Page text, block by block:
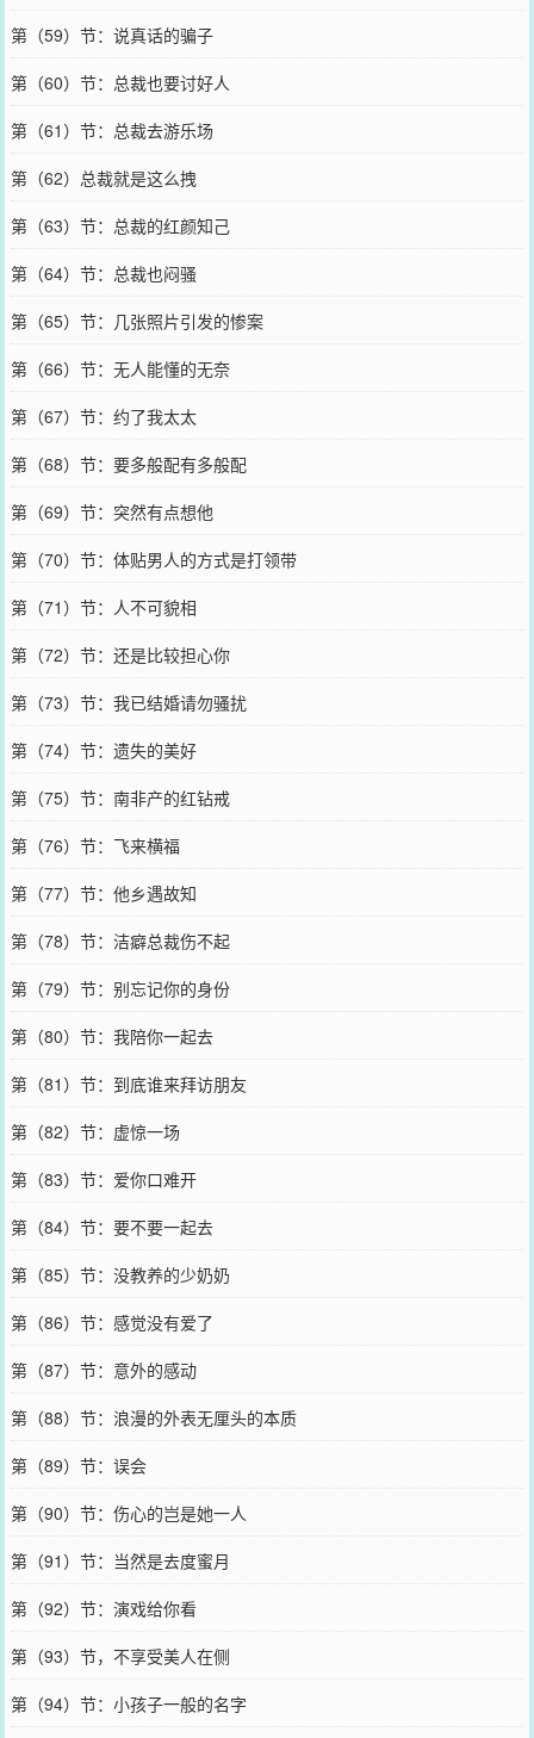
第（59）节：说真话的骗子
第（60）节：总裁也要讨好人
第（61）节：总裁去游乐场
第（62）总裁就是这么拽
第（63）节：总裁的红颜知己
第（64）节：总裁也闷骚
第（65）节：几张照片引发的惨案
第（66）节：无人能懂的无奈
第（67）节：约了我太太
第（68）节：要多般配有多般配
第（69）节：突然有点想他
第（70）节：体贴男人的方式是打领带
第（71）节：人不可貌相
第（72）节：还是比较担心你
第（73）节：我已结婚请勿骚扰
第（74）节：遗失的美好
第（75）节：南非产的红钻戒
第（76）节：飞来横福
第（77）节：他乡遇故知
第（78）节：洁癖总裁伤不起
第（79）节：别忘记你的身份
第（80）节：我陪你一起去
第（81）节：到底谁来拜访朋友
第（82）节：虚惊一场
第（83）节：爱你口难开
第（84）节：要不要一起去
第（85）节：没教养的少奶奶
第（86）节：感觉没有爱了
第（87）节：意外的感动
第（88）节：浪漫的外表无厘头的本质
第（89）节：误会
第（90）节：伤心的岂是她一人
第（91）节：当然是去度蜜月
第（92）节：演戏给你看
第（93）节，不享受美人在侧
第（94）节：小孩子一般的名字